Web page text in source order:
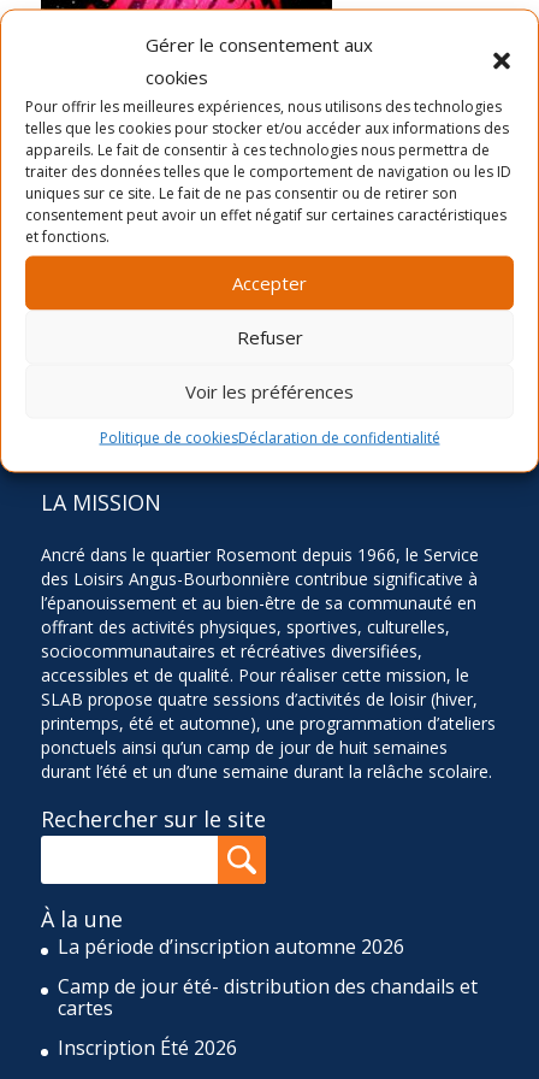
Gérer le consentement aux
cookies
Pour offrir les meilleures expériences, nous utilisons des technologies
telles que les cookies pour stocker et/ou accéder aux informations des
appareils. Le fait de consentir à ces technologies nous permettra de
traiter des données telles que le comportement de navigation ou les ID
uniques sur ce site. Le fait de ne pas consentir ou de retirer son
consentement peut avoir un effet négatif sur certaines caractéristiques
et fonctions.
Accepter
Refuser
Voir les préférences
Politique de cookiesDéclaration de confidentialité
Dernières nouvelles
La période d’inscription automne 2026
Camp de jour été- distribution des chandails et
cartes
LA MISSION
Ancré dans le quartier Rosemont depuis 1966, le Service
des Loisirs Angus-Bourbonnière contribue significative à
l’épanouissement et au bien-être de sa communauté en
offrant des activités physiques, sportives, culturelles,
sociocommunautaires et récréatives diversifiées,
accessibles et de qualité. Pour réaliser cette mission, le
SLAB propose quatre sessions d’activités de loisir (hiver,
printemps, été et automne), une programmation d’ateliers
ponctuels ainsi qu’un camp de jour de huit semaines
durant l’été et un d’une semaine durant la relâche scolaire.
Rechercher sur le site
À la une
La période d’inscription automne 2026
Camp de jour été- distribution des chandails et
cartes
Inscription Été 2026